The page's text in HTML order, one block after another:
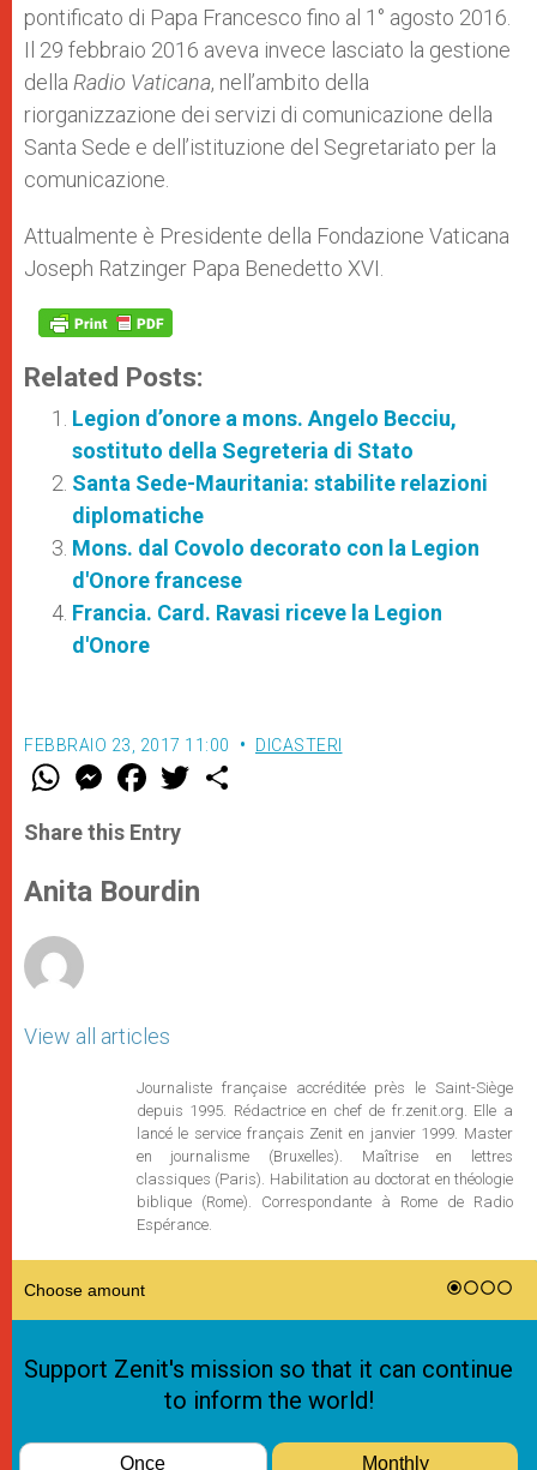
pontificato di Papa Francesco fino al 1° agosto 2016.
Il 29 febbraio 2016 aveva invece lasciato la gestione
della Radio Vaticana, nell’ambito della
riorganizzazione dei servizi di comunicazione della
Santa Sede e dell’istituzione del Segretariato per la
comunicazione.
Attualmente è Presidente della Fondazione Vaticana
Joseph Ratzinger Papa Benedetto XVI.
Related Posts:
Legion d’onore a mons. Angelo Becciu,
sostituto della Segreteria di Stato
Santa Sede-Mauritania: stabilite relazioni
diplomatiche
Mons. dal Covolo decorato con la Legion
d'Onore francese
Francia. Card. Ravasi riceve la Legion
d'Onore
FEBBRAIO 23, 2017 11:00 DICASTERI
W
t
s
p
p
M
e
s
e
g
e
F
a
e
b
o
k
w
r
Share this Entry
Anita Bourdin
View all articles
Journaliste française accréditée près le Saint-Siège
depuis 1995. Rédactrice en chef de fr.zenit.org. Elle a
lancé le service français Zenit en janvier 1999. Master
en journalisme (Bruxelles). Maîtrise en lettres
classiques (Paris). Habilitation au doctorat en théologie
biblique (Rome). Correspondante à Rome de Radio
Espérance.